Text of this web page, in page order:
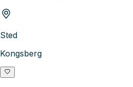
Sted
Kongsberg